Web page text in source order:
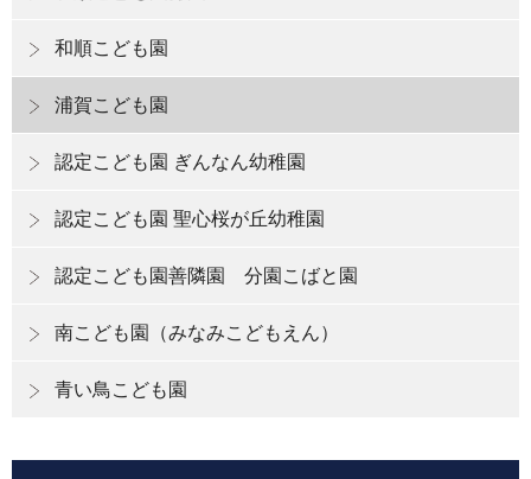
和順こども園
浦賀こども園
認定こども園 ぎんなん幼稚園
認定こども園 聖心桜が丘幼稚園
認定こども園善隣園 分園こばと園
南こども園（みなみこどもえん）
青い鳥こども園